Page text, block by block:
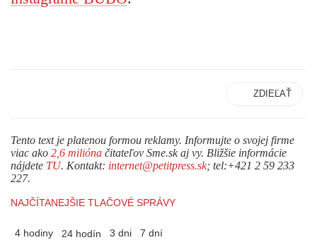
ZDIEĽAŤ
Tento text je platenou formou reklamy. Informujte o svojej firme
viac ako 2,6 milióna čitateľov Sme.sk aj vy. Bližšie informácie
nájdete TU. Kontakt: internet@petitpress.sk; tel:+421 2 59 233
227.
NAJČÍTANEJŠIE TLAČOVÉ SPRÁVY
4 hodiny 24 hodín 3 dni 7 dní